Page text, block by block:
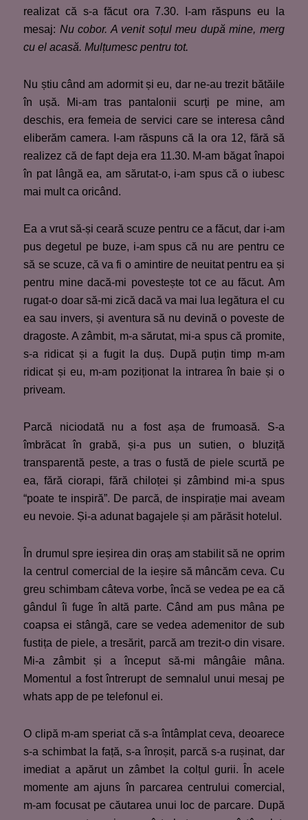
realizat că s-a făcut ora 7.30. I-am răspuns eu la
mesaj: Nu cobor. A venit soțul meu după mine, merg
cu el acasă. Mulțumesc pentru tot.
Nu știu când am adormit și eu, dar ne-au trezit bătăile
în ușă. Mi-am tras pantalonii scurți pe mine, am
deschis, era femeia de servici care se interesa când
eliberăm camera. I-am răspuns că la ora 12, fără să
realizez că de fapt deja era 11.30. M-am băgat înapoi
în pat lângă ea, am sărutat-o, i-am spus că o iubesc
mai mult ca oricând.
Ea a vrut să-și ceară scuze pentru ce a făcut, dar i-am
pus degetul pe buze, i-am spus că nu are pentru ce
să se scuze, că va fi o amintire de neuitat pentru ea și
pentru mine dacă-mi povestește tot ce au făcut. Am
rugat-o doar să-mi zică dacă va mai lua legătura el cu
ea sau invers, și aventura să nu devină o poveste de
dragoste. A zâmbit, m-a sărutat, mi-a spus că promite,
s-a ridicat și a fugit la duș. După puțin timp m-am
ridicat și eu, m-am poziționat la intrarea în baie și o
priveam.
Parcă niciodată nu a fost așa de frumoasă. S-a
îmbrăcat în grabă, și-a pus un sutien, o bluziță
transparentă peste, a tras o fustă de piele scurtă pe
ea, fără ciorapi, fără chiloței și zâmbind mi-a spus
“poate te inspiră”. De parcă, de inspirație mai aveam
eu nevoie. Și-a adunat bagajele și am părăsit hotelul.
În drumul spre ieșirea din oraș am stabilit să ne oprim
la centrul comercial de la ieșire să mâncăm ceva. Cu
greu schimbam câteva vorbe, încă se vedea pe ea că
gândul îi fuge în altă parte. Când am pus mâna pe
coapsa ei stângă, care se vedea ademenitor de sub
fustița de piele, a tresărit, parcă am trezit-o din visare.
Mi-a zâmbit și a început să-mi mângâie mâna.
Momentul a fost întrerupt de semnalul unui mesaj pe
whats app de pe telefonul ei.
O clipă m-am speriat că s-a întâmplat ceva, deoarece
s-a schimbat la față, s-a înroșit, parcă s-a rușinat, dar
imediat a apărut un zâmbet la colțul gurii. În acele
momente am ajuns în parcarea centrului comercial,
m-am focusat pe căutarea unui loc de parcare. După